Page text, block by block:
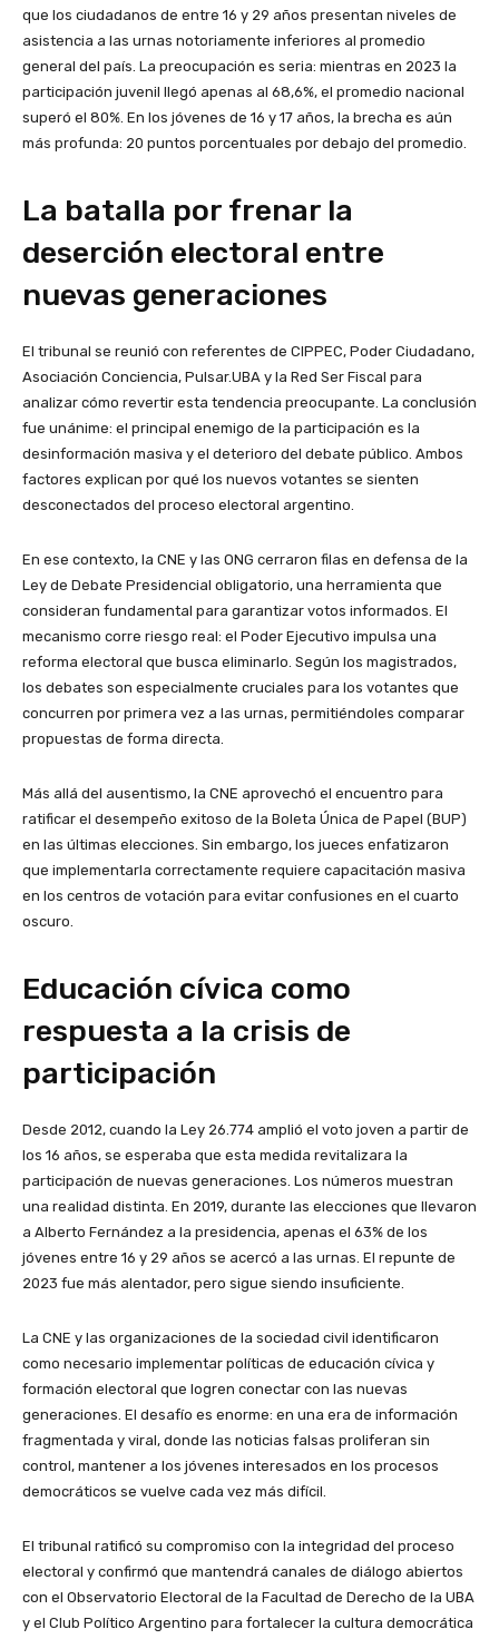
que los ciudadanos de entre 16 y 29 años presentan niveles de
asistencia a las urnas notoriamente inferiores al promedio
general del país. La preocupación es seria: mientras en 2023 la
participación juvenil llegó apenas al 68,6%, el promedio nacional
superó el 80%. En los jóvenes de 16 y 17 años, la brecha es aún
más profunda: 20 puntos porcentuales por debajo del promedio.
La batalla por frenar la
deserción electoral entre
nuevas generaciones
El tribunal se reunió con referentes de CIPPEC, Poder Ciudadano,
Asociación Conciencia, Pulsar.UBA y la Red Ser Fiscal para
analizar cómo revertir esta tendencia preocupante. La conclusión
fue unánime: el principal enemigo de la participación es la
desinformación masiva y el deterioro del debate público. Ambos
factores explican por qué los nuevos votantes se sienten
desconectados del proceso electoral argentino.
En ese contexto, la CNE y las ONG cerraron filas en defensa de la
Ley de Debate Presidencial obligatorio, una herramienta que
consideran fundamental para garantizar votos informados. El
mecanismo corre riesgo real: el Poder Ejecutivo impulsa una
reforma electoral que busca eliminarlo. Según los magistrados,
los debates son especialmente cruciales para los votantes que
concurren por primera vez a las urnas, permitiéndoles comparar
propuestas de forma directa.
Más allá del ausentismo, la CNE aprovechó el encuentro para
ratificar el desempeño exitoso de la Boleta Única de Papel (BUP)
en las últimas elecciones. Sin embargo, los jueces enfatizaron
que implementarla correctamente requiere capacitación masiva
en los centros de votación para evitar confusiones en el cuarto
oscuro.
Educación cívica como
respuesta a la crisis de
participación
Desde 2012, cuando la Ley 26.774 amplió el voto joven a partir de
los 16 años, se esperaba que esta medida revitalizara la
participación de nuevas generaciones. Los números muestran
una realidad distinta. En 2019, durante las elecciones que llevaron
a Alberto Fernández a la presidencia, apenas el 63% de los
jóvenes entre 16 y 29 años se acercó a las urnas. El repunte de
2023 fue más alentador, pero sigue siendo insuficiente.
La CNE y las organizaciones de la sociedad civil identificaron
como necesario implementar políticas de educación cívica y
formación electoral que logren conectar con las nuevas
generaciones. El desafío es enorme: en una era de información
fragmentada y viral, donde las noticias falsas proliferan sin
control, mantener a los jóvenes interesados en los procesos
democráticos se vuelve cada vez más difícil.
El tribunal ratificó su compromiso con la integridad del proceso
electoral y confirmó que mantendrá canales de diálogo abiertos
con el Observatorio Electoral de la Facultad de Derecho de la UBA
y el Club Político Argentino para fortalecer la cultura democrática